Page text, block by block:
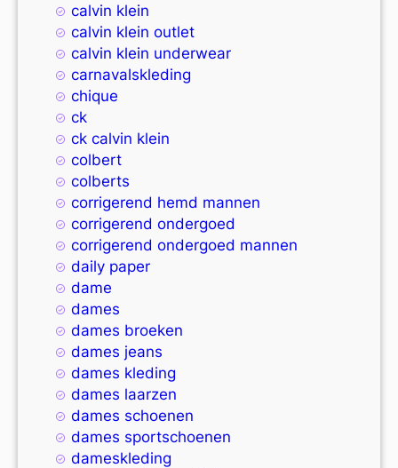
calvin klein
calvin klein outlet
calvin klein underwear
carnavalskleding
chique
ck
ck calvin klein
colbert
colberts
corrigerend hemd mannen
corrigerend ondergoed
corrigerend ondergoed mannen
daily paper
dame
dames
dames broeken
dames jeans
dames kleding
dames laarzen
dames schoenen
dames sportschoenen
dameskleding